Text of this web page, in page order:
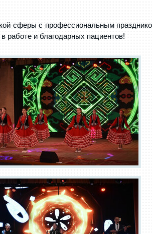
сферы с профессиональным
работе и благодарных пациентов!